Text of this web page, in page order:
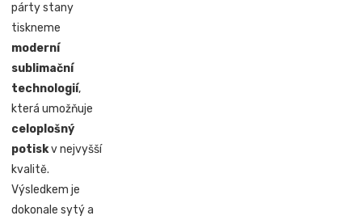
párty stany
tiskneme
moderní
sublimační
technologií,
která umožňuje
celoplošný
potiskv nejvyšší
kvalitě.
Výsledkem je
dokonale sytý a